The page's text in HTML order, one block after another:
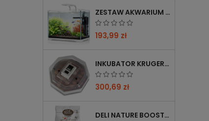
ZESTAW AKWARIUM KRUGER MEIER SHRIMP!ONE PRO 50 25 L DLA KREWETEK
193,99 zł
INKUBATOR KRUGER MEIER PROLEXOR 60 NA 60 JAJ Z TERMOSTATEM
300,69 zł
DELI NATURE BOOSTER MIX 850G - PRZYCIĄGA PTAKI ZIMĄ, BOGATY W WITAMINY